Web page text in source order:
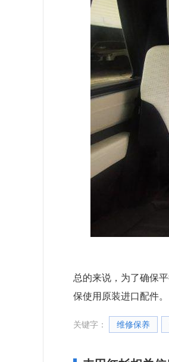
总的来说，为了确保
保使用原装进口配件。
关键字： 维修保养